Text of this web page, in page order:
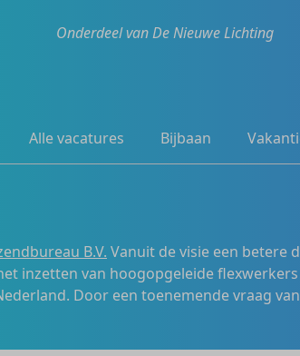
Onderdeel van De Nieuwe Lichting
Alle vacatures Bijbaan
B.V. Vanuit de visie een betere
inzetten van hoogopgeleide
Door een toenemende vraag